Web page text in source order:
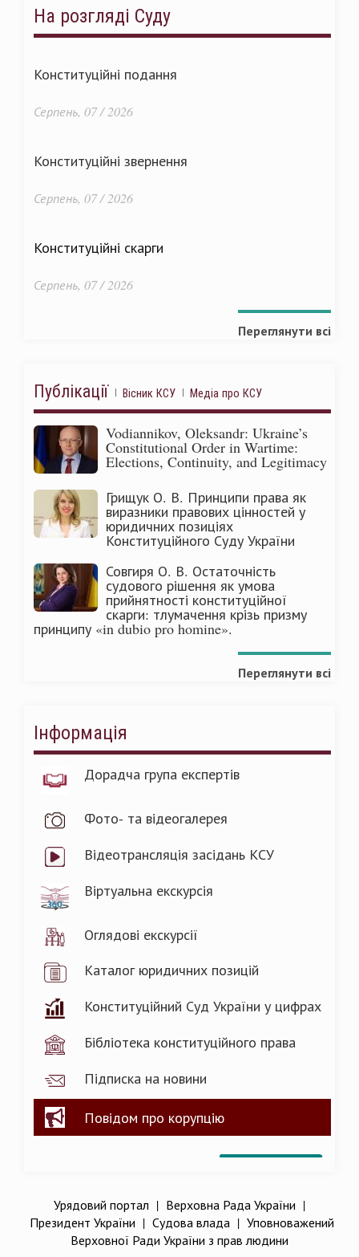
На розгляді Суду
Конституційні подання
Серпень, 07 / 2026
Конституційні звернення
Серпень, 07 / 2026
Конституційні скарги
Серпень, 07 / 2026
Переглянути всі
Публікації Вісник КСУ Медіа про КСУ
Vodiannikov, Oleksandr: Ukraine’s
Constitutional Order in Wartime:
Elections, Continuity, and Legitimacy
Грищук О. В. Принципи права як
виразники правових цінностей у
юридичних позиціях
Конституційного Суду України
Совгиря О. В. Остаточність
судового рішення як умова
прийнятності конституційної
скарги: тлумачення крізь призму
принципу «in dubio pro homine».
Переглянути всі
Інформація
Дорадча група експертів
Фото- та відеогалерея
Відеотрансляція засідань КСУ
Віртуальна екскурсія
Оглядові екскурсії
Каталог юридичних позицій
Конституційний Суд України у цифрах
Бібліотека конституційного права
Підписка на новини
Повідом про корупцію
Урядовий портал | Верховна Рада України |
Президент України | Судова влада| Уповноважений
Верховної Ради України з прав людини